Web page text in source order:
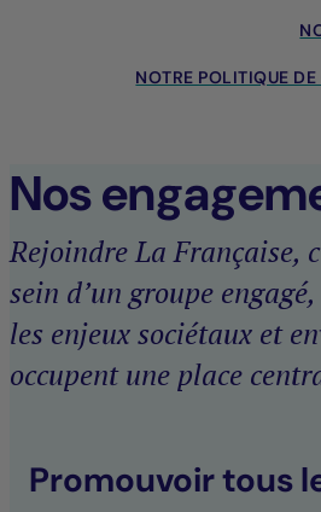
NOTRE POLITIQUE
Nos
Rejoindre La Française,
sein d’un groupe
les enjeux sociétaux et
occupent une place
Promouvoir tous